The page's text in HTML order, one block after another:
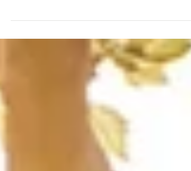
KSchG) darstellen. Der Arbeitgeber ist dann
verpflichtet, bestimmte zusätzliche Vorgaben
einzuhalten, etwa Konsultation des Betriebsrats und
Informatiuon der Bundesagentur für Arbeit. Bei der
Einhaltung dieser Vorgaben kann es - wie immer im
Leben - zu Fehlern kommen. Aus Sicht eine